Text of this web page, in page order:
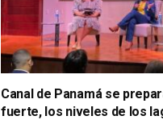
Canal de Panamá se
fuerte, los niveles de los